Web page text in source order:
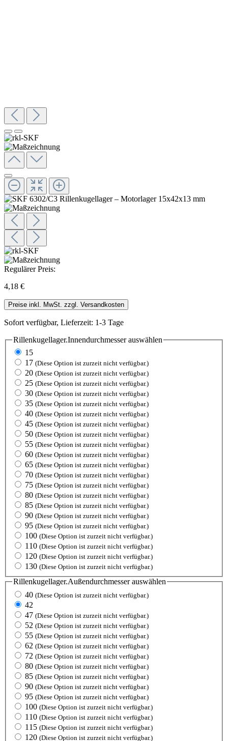
Regulärer Preis:
4,18 €
Preise inkl. MwSt. zzgl. Versandkosten
Sofort verfügbar, Lieferzeit: 1-3 Tage
Rillenkugellager.Innendurchmesserauswählen
15
17 (Diese Option ist zurzeit nicht verfügbar.)
20 (Diese Option ist zurzeit nicht verfügbar.)
25 (Diese Option ist zurzeit nicht verfügbar.)
30 (Diese Option ist zurzeit nicht verfügbar.)
35 (Diese Option ist zurzeit nicht verfügbar.)
40 (Diese Option ist zurzeit nicht verfügbar.)
45 (Diese Option ist zurzeit nicht verfügbar.)
50 (Diese Option ist zurzeit nicht verfügbar.)
55 (Diese Option ist zurzeit nicht verfügbar.)
60 (Diese Option ist zurzeit nicht verfügbar.)
65 (Diese Option ist zurzeit nicht verfügbar.)
70 (Diese Option ist zurzeit nicht verfügbar.)
75 (Diese Option ist zurzeit nicht verfügbar.)
80 (Diese Option ist zurzeit nicht verfügbar.)
85 (Diese Option ist zurzeit nicht verfügbar.)
90 (Diese Option ist zurzeit nicht verfügbar.)
95 (Diese Option ist zurzeit nicht verfügbar.)
100 (Diese Option ist zurzeit nicht verfügbar.)
110 (Diese Option ist zurzeit nicht verfügbar.)
120 (Diese Option ist zurzeit nicht verfügbar.)
130 (Diese Option ist zurzeit nicht verfügbar.)
Rillenkugellager.Außendurchmesserauswählen
40 (Diese Option ist zurzeit nicht verfügbar.)
42
47 (Diese Option ist zurzeit nicht verfügbar.)
52 (Diese Option ist zurzeit nicht verfügbar.)
55 (Diese Option ist zurzeit nicht verfügbar.)
62 (Diese Option ist zurzeit nicht verfügbar.)
72 (Diese Option ist zurzeit nicht verfügbar.)
80 (Diese Option ist zurzeit nicht verfügbar.)
85 (Diese Option ist zurzeit nicht verfügbar.)
90 (Diese Option ist zurzeit nicht verfügbar.)
95 (Diese Option ist zurzeit nicht verfügbar.)
100 (Diese Option ist zurzeit nicht verfügbar.)
110 (Diese Option ist zurzeit nicht verfügbar.)
115 (Diese Option ist zurzeit nicht verfügbar.)
120 (Diese Option ist zurzeit nicht verfügbar.)